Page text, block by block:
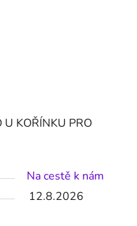
KOŘÍNKU PRO
Na cestě k nám
12.8.2026